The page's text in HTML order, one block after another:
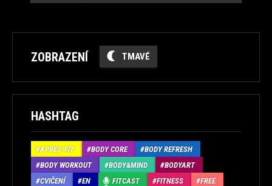
ZOBRAZENÍ TMAVÉ
HASHTAG
APRÉS-FIT BODY CORE
BODY REFRESH
BODY WORKOUT
BODY&MIND
BODYART
CVIČENÍ
EN FITCAST FITNESS
FREE